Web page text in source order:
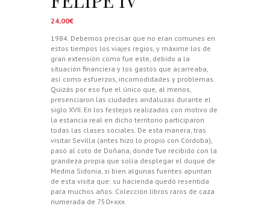
24,00€
1984. Debemos precisar que no eran comunes en
estos tiempos los viajes regios, y máxime los de
gran extensión como fue este, debido a la
situación financiera y los gastos que acarreaba,
así como esfuerzos, incomodidades y problemas.
Quizás por eso fue el único que, al menos,
presenciaron las ciudades andaluzas durante el
siglo XVII. En los festejos realizados con motivo de
la estancia real en dicho territorio participaron
todas las clases sociales. De esta manera, tras
visitar Sevilla (antes hizo lo propio con Córdoba),
pasó al coto de Doñana, donde fue recibido con la
grandeza propia que solía desplegar el duque de
Medina Sidonia, si bien algunas fuentes apuntan
de esta visita que: su hacienda quedó resentida
para muchos años. Colección libros raros de caza
numerada de 750+xxx